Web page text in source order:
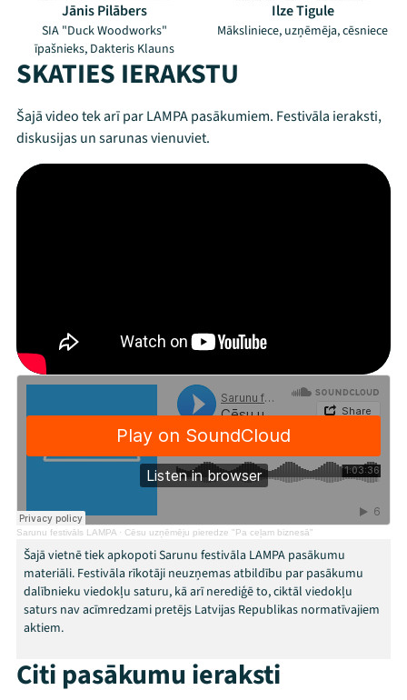
Festivāls
Programma
Viņi bija LAMPĀ 2026
Jānis Pilābers
SIA "Duck Woodworks"
īpašnieks, Dakteris Klauns
Ilze Tigule
Māksliniece, uzņēmēja, cēsniece
SKATIES IERAKSTU
Šajā video tek arī par LAMPA pasākumiem. Festivāla ieraksti,
diskusijas un sarunas vienuviet.
Sarunu festivāls LAMPA · Cēsu uzņēmēju pieredze "Pa ceļam biznesā"
Šajā vietnē tiek apkopoti Sarunu festivāla LAMPA pasākumu
materiāli. Festivāla rīkotāji neuzņemas atbildību par pasākumu
dalībnieku viedokļu saturu, kā arī nerediģē to, ciktāl viedokļu
saturs nav acīmredzami pretējs Latvijas Republikas normatīvajiem
aktiem.
Citi pasākumu ieraksti